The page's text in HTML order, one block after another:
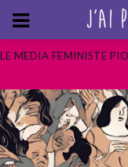
LE MEDIA FEMINISTE